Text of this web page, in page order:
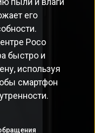
его
Poco
быстро и
используя
смартфон